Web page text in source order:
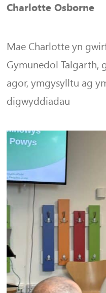
Charlotte Osborne
Mae Charlotte yn
Gymunedol Talgarth,
agor, ymgysylltu ag
digwyddiadau